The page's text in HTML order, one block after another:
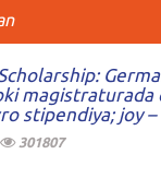
magistraturada
stipendiya; joy
301807